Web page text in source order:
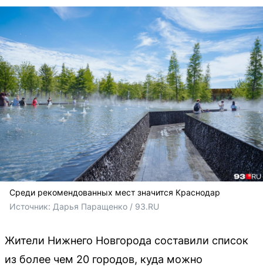
Среди рекомендованных мест значится Краснодар
Источник: Дарья Паращенко / 93.RU
Жители Нижнего Новгорода составили список
из более чем 20 городов, куда можно